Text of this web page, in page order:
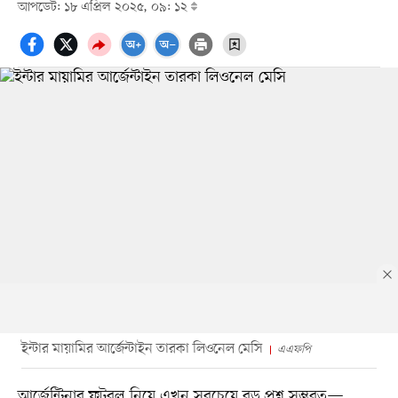
আপডেট: ১৮ এপ্রিল ২০২৫, ০৯: ১২
ইন্টার মায়ামির আর্জেন্টাইন তারকা লিওনেল মেসি এএফপি